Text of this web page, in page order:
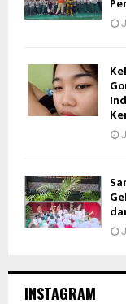
INSTAGRAM